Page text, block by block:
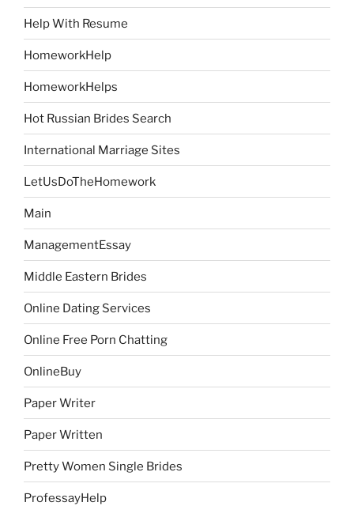
Help With Resume
HomeworkHelp
HomeworkHelps
Hot Russian Brides Search
International Marriage Sites
LetUsDoTheHomework
Main
ManagementEssay
Middle Eastern Brides
Online Dating Services
Online Free Porn Chatting
OnlineBuy
Paper Writer
Paper Written
Pretty Women Single Brides
ProfessayHelp